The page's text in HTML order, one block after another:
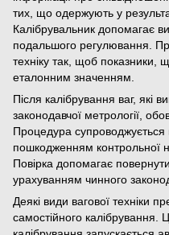
тих, що одержують у
Калібрувальник допомагає
подальшого регулювання.
техніку так, щоб показники,
еталонним значенням.
Після калібрування ваг, які
законодавчої метрології,
Процедура
пошкодженням контрольної
Повірка допомагає
урахуванням чинного
Деякі види вагової техніки
самостійного